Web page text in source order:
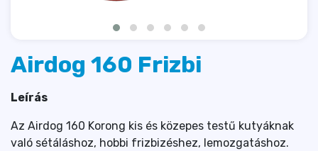
Airdog 160 Frizbi
Leírás
Az Airdog 160 Korong kis és közepes testű kutyáknak
való sétáláshoz, hobbi frizbizéshez, lemozgatáshoz.